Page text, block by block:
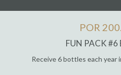
POR
FUN PACK #6
Receive 6 bottles each year